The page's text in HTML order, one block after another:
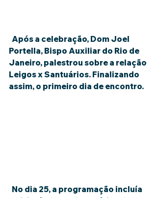
Portella, Bispo Auxiliar do Rio de
Janeiro, palestrou sobre a relação
Leigos x Santuários. Finalizando
assim, o primeiro dia de encontro.